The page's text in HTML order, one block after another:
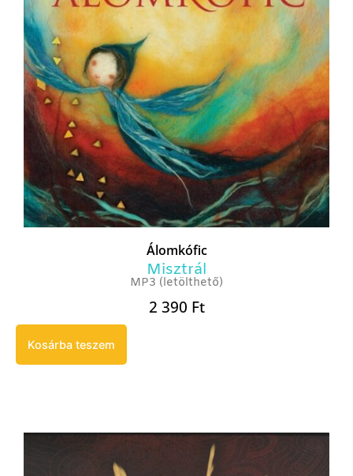
Álomkófic
Misztrál
MP3 (letölthető)
2 390 Ft
Kosárba teszem